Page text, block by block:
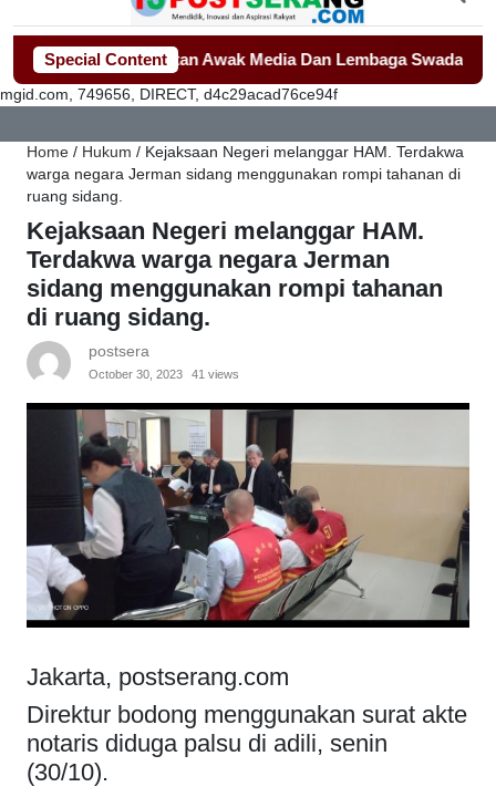
Special Content
Jadi Sorotan Awak Media Dan Lembaga Swadaya
mgid.com, 749656, DIRECT, d4c29acad76ce94f
Home / Hukum / Kejaksaan Negeri melanggar HAM. Terdakwa
warga negara Jerman sidang menggunakan rompi tahanan di
ruang sidang.
Kejaksaan Negeri melanggar HAM.
Terdakwa warga negara Jerman
sidang menggunakan rompi tahanan
di ruang sidang.
postsera
October 30, 2023 41 views
Jakarta, postserang.com
Direktur bodong menggunakan surat akte
notaris diduga palsu di adili, senin
(30/10).